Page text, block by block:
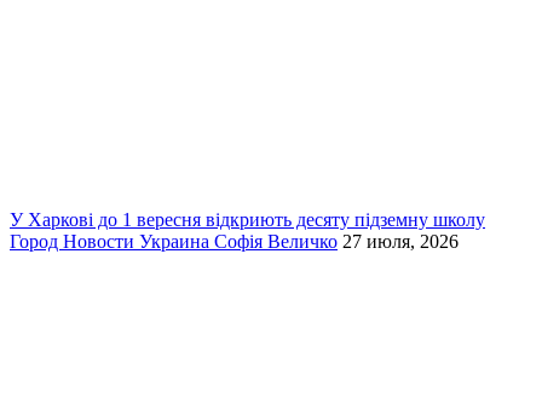
У Харкові до 1 вересня відкриють десяту підземну школу
Город Новости Украина Софія Величко 27 июля, 2026